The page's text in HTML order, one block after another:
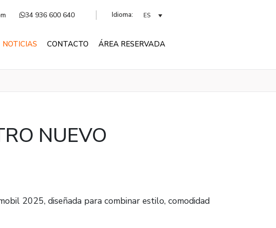
34 936 600 640 Idioma: ES
NOTICIAS CONTACTO ÁREA RESERVADA
NUEVO
2025, diseñada para combinar estilo, comodidad